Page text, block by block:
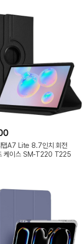
탭A7 Lite 8.7인치 회전
케이스 SM-T220 T225